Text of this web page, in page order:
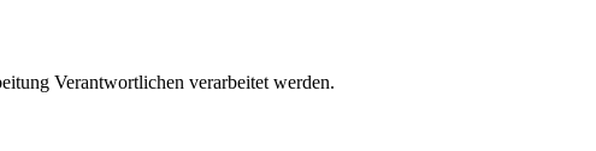
Verantwortlichen verarbeitet werden.